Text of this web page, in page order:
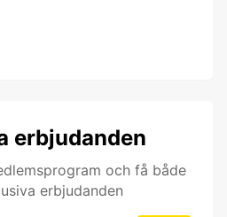
erbjudanden
och få både
erbjudanden